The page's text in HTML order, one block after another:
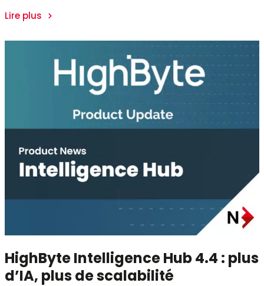
Lire plus
HighByte Intelligence Hub 4.4 : plus
d’IA, plus de scalabilité